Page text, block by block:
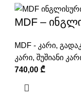
MDF –
MDF - კარი,
კარი, შუშიანი
740,00 ₾